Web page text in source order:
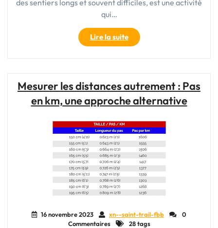
des sentiers longs et souvent difficiles, est une activité
qui…
Lire la suite"À
la
Découverte
:
L’Art
Trekking
dans
la
Nature
Sauvage"
Mesurer les distances autrement : Pas
en km, une approche alternative
16 novembre 2023 xn--saint-trail-fbb
0
Commentaires
28 tags